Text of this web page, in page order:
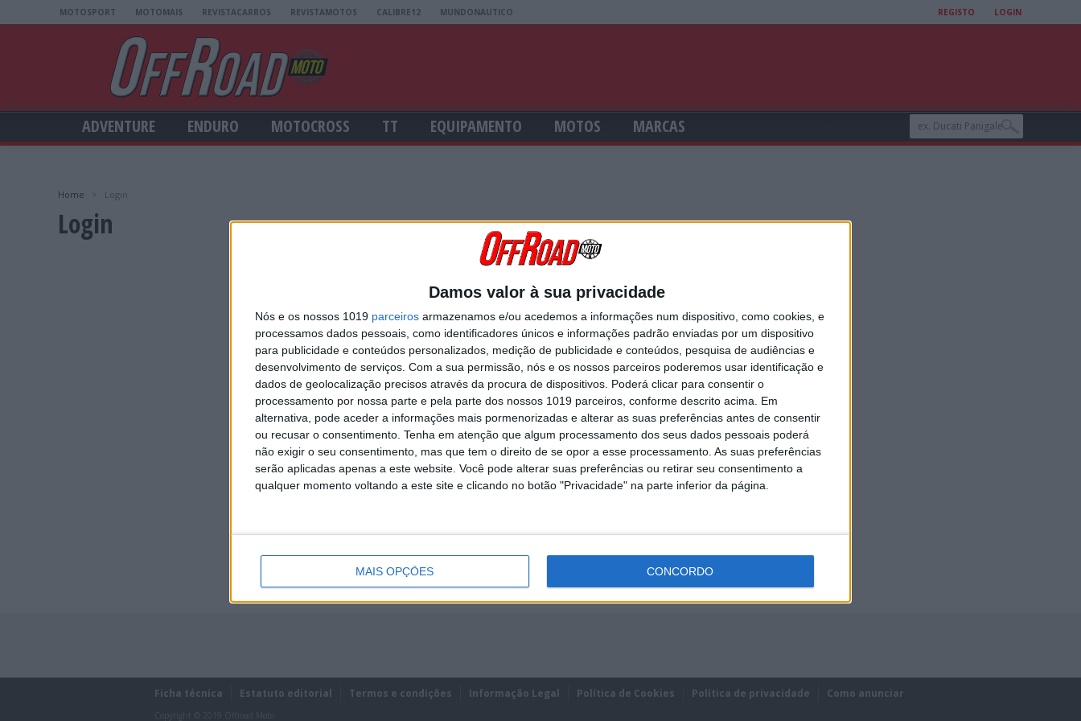
Damos valor à sua privacidade
Nós e os nossos 1019 parceiros armazenamos e/ou acedemos a informações num dispositivo, como cookies, e
processamos dados pessoais, como identificadores únicos e informações padrão enviadas por um dispositivo
para publicidade e conteúdos personalizados, medição de publicidade e conteúdos, pesquisa de audiências e
desenvolvimento de serviços. Com a sua permissão, nós e os nossos parceiros poderemos usar identificação e
dados de geolocalização precisos através da procura de dispositivos. Poderá clicar para consentir o
processamento por nossa parte e pela parte dos nossos 1019 parceiros, conforme descrito acima. Em
alternativa, pode aceder a informações mais pormenorizadas e alterar as suas preferências antes de consentir
ou recusar o consentimento. Tenha em atenção que algum processamento dos seus dados pessoais poderá
não exigir o seu consentimento, mas que tem o direito de se opor a esse processamento. As suas preferências
serão aplicadas apenas a este website. Você pode alterar suas preferências ou retirar seu consentimento a
qualquer momento voltando a este site e clicando no botão "Privacidade" na parte inferior da página.
MAIS OPÇÕES CONCORDO
MOTOSPORT MOTOMAIS REVISTACARROS REVISTAMOTOS CALIBRE12 MUNDONAUTICO REGISTO LOGIN
ADVENTURE ENDURO MOTOCROSS TT EQUIPAMENTO MOTOS MARCAS
Home Login
Login
PASSWORD
REMEMBER?
Ficha técnica Estatuto editorial Termos e condições Informação Legal Política de Cookies Política de privacidade Como anunciar